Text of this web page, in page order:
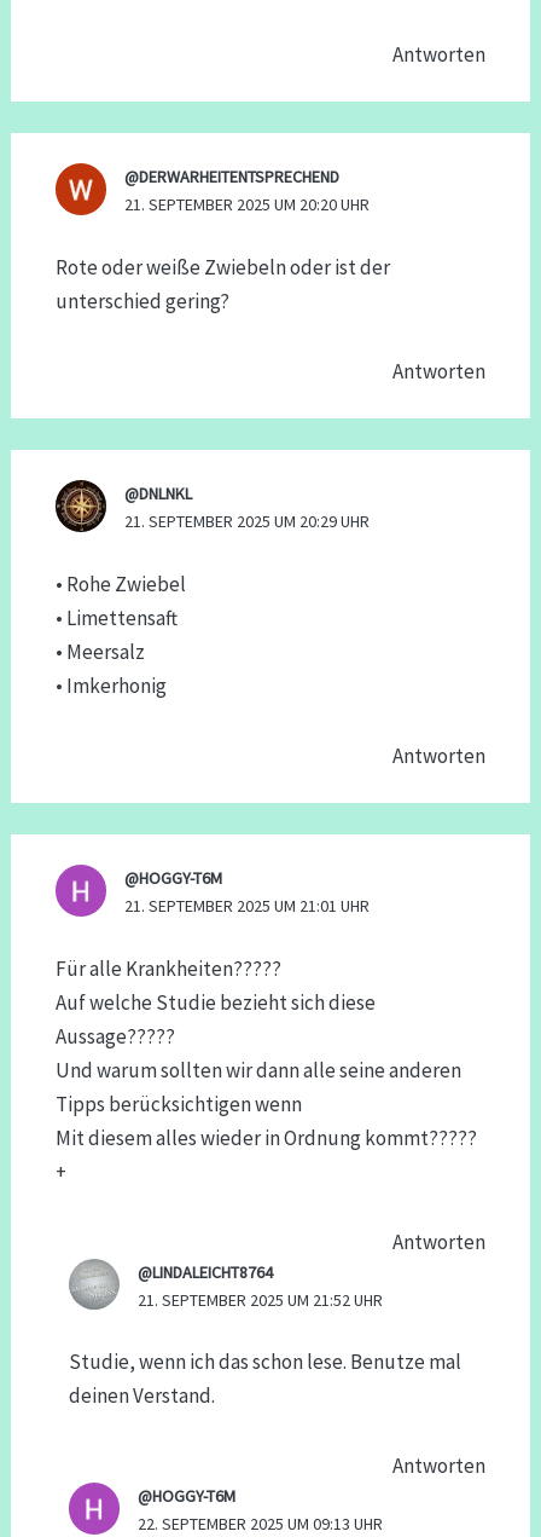
Antworten
@DERWARHEITENTSPRECHEND
21. SEPTEMBER 2025 UM 20:20 UHR
Rote oder weiße Zwiebeln oder ist der
unterschied gering?
Antworten
@DNLNKL
21. SEPTEMBER 2025 UM 20:29 UHR
• Rohe Zwiebel
• Limettensaft
• Meersalz
• Imkerhonig
Antworten
@HOGGY-T6M
21. SEPTEMBER 2025 UM 21:01 UHR
Für alle Krankheiten?????
Auf welche Studie bezieht sich diese
Aussage?????
Und warum sollten wir dann alle seine anderen
Tipps berücksichtigen wenn
Mit diesem alles wieder in Ordnung kommt?????
+
Antworten
@LINDALEICHT8764
21. SEPTEMBER 2025 UM 21:52 UHR
Studie, wenn ich das schon lese. Benutze mal
deinen Verstand.
Antworten
@HOGGY-T6M
22. SEPTEMBER 2025 UM 09:13 UHR